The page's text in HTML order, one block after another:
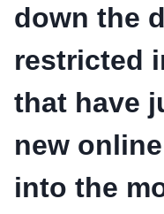
down the
restricted
that have
new
into the